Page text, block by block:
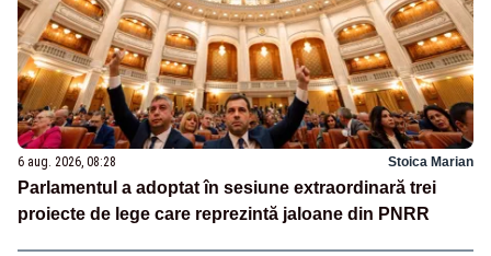
6 aug. 2026, 08:28 Stoica Marian
Parlamentul a adoptat în sesiune extraordinară trei
proiecte de lege care reprezintă jaloane din PNRR